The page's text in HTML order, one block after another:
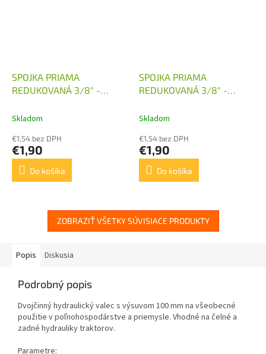
SPOJKA PRIAMA
REDUKOVANÁ 3/8" -
Skladom
€1,54 bez DPH
€1,90
Do košíka
SPOJKA PRIAMA
REDUKOVANÁ 3/8" -
Skladom
€1,54 bez DPH
€1,90
Do košíka
ZOBRAZIŤ VŠETKY SÚVISIACE PRODUKTY
Popis Diskusia
Podrobný popis
Dvojčinný hydraulický valec s výsuvom 100 mm na všeobecné
použitie v poľnohospodárstve a priemysle. Vhodné na čelné a
zadné hydrauliky traktorov.
Parametre: